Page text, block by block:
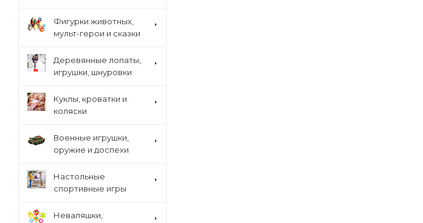
Фигурки животных,
мульт-герои и сказки
Деревянные лопаты,
игрушки, шнуровки
Куклы, кроватки и
коляски
Военные игрушки,
оружие и доспехи
Настольные
спортивные игры
Неваляшки,